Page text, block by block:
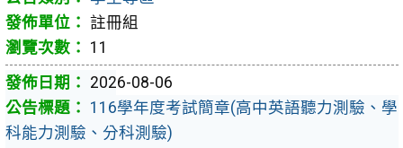
註冊組
11
2026-08-06
116學年度考試簡章(高中英語聽力測驗、學
科能力測驗、分科測驗)